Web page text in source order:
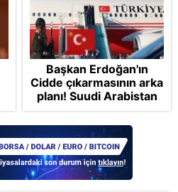
Başkan Erdoğan'ın
Cidde çıkarmasının arka
planı! Suudi Arabistan
ve Pakistan'la üçlü ortak
savunma anlaşması:
"Islamic NATO"
manşetleri